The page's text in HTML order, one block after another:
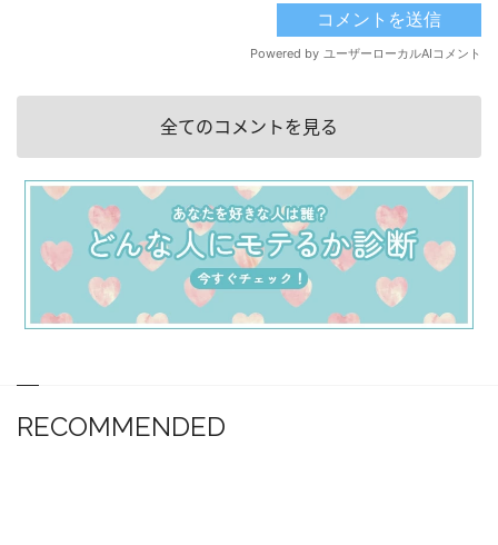
全てのコメントを見る
RECOMMENDED